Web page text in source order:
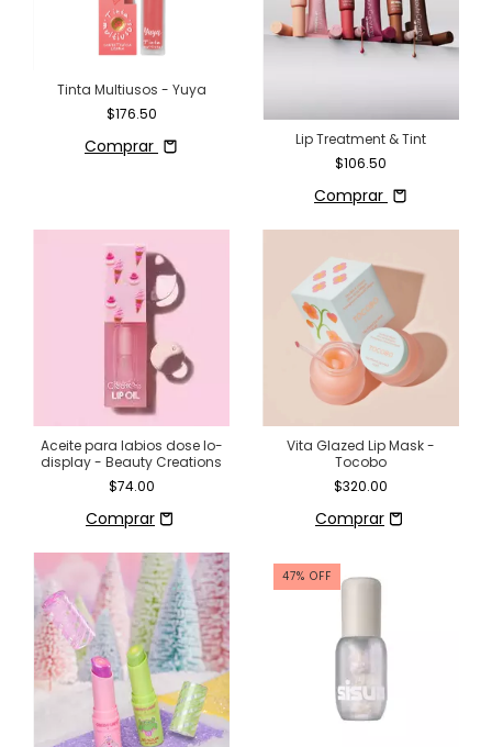
Tinta Multiusos - Yuya
$176.50
Comprar
Lip Treatment & Tint
$106.50
Comprar
Aceite para labios dose lo-
display - Beauty Creations
$74.00
Vita Glazed Lip Mask -
Tocobo
$320.00
47% OFF